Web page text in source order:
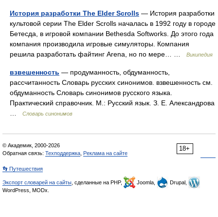
История разработки The Elder Scrolls — История разработки
культовой серии The Elder Scrolls началась в 1992 году в городе
Бетесда, в игровой компании Bethesda Softworks. До этого года
компания производила игровые симуляторы. Компания
решила разработать файтинг Arena, но по мере… …
Википедия
взвешенность — продуманность, обдуманность,
рассчитанность Словарь русских синонимов. взвешенность см.
обдуманность Словарь синонимов русского языка.
Практический справочник. М.: Русский язык. З. Е. Александрова
Словарь синонимов
18+
© Академик, 2000-2026
Обратная связь: Техподдержка Реклама на сайте
👣 Путешествия
Экспорт словарей на сайты , сделанные на PHP, Joomla,
Drupal,
WordPress, MODx.